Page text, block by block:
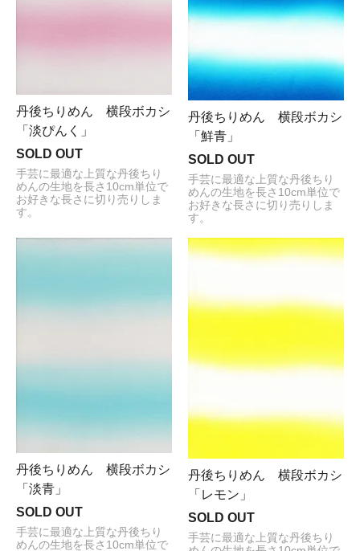
丹後ちりめん 横段ボカシ
「淡ぴんく」
SOLD OUT
手芸に最適な上質な丹後ちり
めんの生地を長さ10cm単位で
お好きな長さに切り売りしま
す。
丹後ちりめん 横段ボカシ
「鮮青」
SOLD OUT
手芸に最適な上質な丹後ちり
めんの生地を長さ10cm単位で
お好きな長さに切り売りしま
す。
丹後ちりめん 横段ボカシ
「淡青」
SOLD OUT
手芸に最適な上質な丹後ちり
めんの生地を長さ10cm単位で
丹後ちりめん 横段ボカシ
「レモン」
SOLD OUT
手芸に最適な上質な丹後ちり